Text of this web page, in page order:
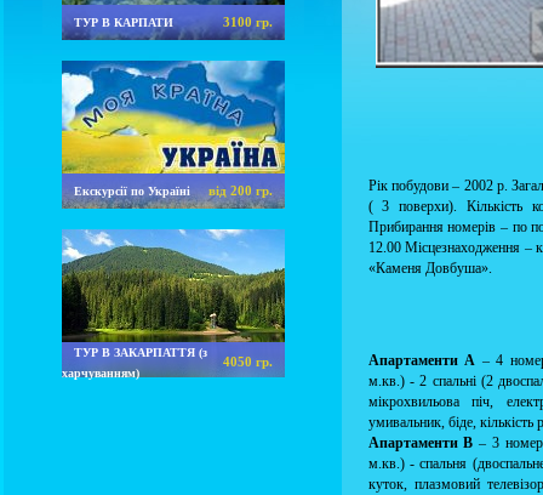
ТУР В КАРПАТИ 3100 гр.
Екскурсії по Україні від 200 гр.
ТУР В ЗАКАРПАТТЯ (з
харчуванням)
4050 гр.
Рік побудови – 2002 р.
( 3 поверхи). Кількість
Прибирання номерів – по
12.00 Місцезнаходження –
«Каменя Довбуша».
Апартаменти А – 4
м.кв.) - 2 спальні (2
мікрохвильова піч,
умивальник, біде,
Апартаменти В – 3
м.кв.) - спальня
куток, плазмовий